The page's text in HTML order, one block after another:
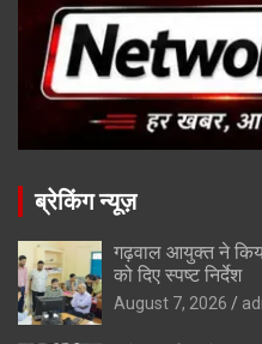
ब्रेकिंग न्यूज़
गढ़वाल आयुक्त ने
को दिए स्पष्ट निर्देश
August 7, 2026